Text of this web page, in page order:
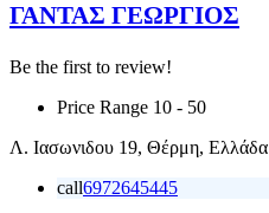
ΓΑΝΤΑΣ ΓΕΩΡΓΙΟΣ
Be the first to review!
Price Range 10 - 50
Λ. Ιασωνιδου 19, Θέρμη, Ελλάδα
call6972645445